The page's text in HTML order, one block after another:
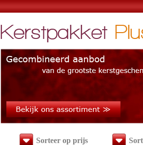
Sorteer op prijs